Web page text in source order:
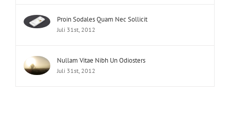
Proin Sodales Quam Nec Sollicit
Juli 31st, 2012
Nullam Vitae Nibh Un Odiosters
Juli 31st, 2012